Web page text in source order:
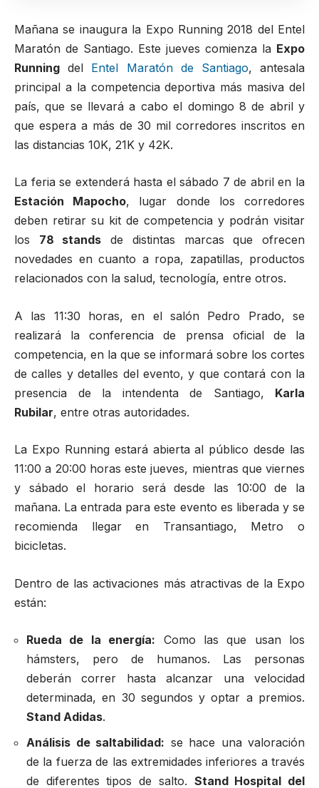
Mañana se inaugura la Expo Running 2018 del Entel
Maratón de Santiago. Este jueves comienza la Expo
Running del Entel Maratón de Santiago, antesala
principal a la competencia deportiva más masiva del
país, que se llevará a cabo el domingo 8 de abril y
que espera a más de 30 mil corredores inscritos en
las distancias 10K, 21K y 42K.
La feria se extenderá hasta el sábado 7 de abril en la
Estación Mapocho, lugar donde los corredores
deben retirar su kit de competencia y podrán visitar
los 78 stands de distintas marcas que ofrecen
novedades en cuanto a ropa, zapatillas, productos
relacionados con la salud, tecnología, entre otros.
A las 11:30 horas, en el salón Pedro Prado, se
realizará la conferencia de prensa oficial de la
competencia, en la que se informará sobre los cortes
de calles y detalles del evento, y que contará con la
presencia de la intendenta de Santiago, Karla
Rubilar, entre otras autoridades.
La Expo Running estará abierta al público desde las
11:00 a 20:00 horas este jueves, mientras que viernes
y sábado el horario será desde las 10:00 de la
mañana. La entrada para este evento es liberada y se
recomienda llegar en Transantiago, Metro o
bicicletas.
Dentro de las activaciones más atractivas de la Expo
están:
Rueda de la energía: Como las que usan los
hámsters, pero de humanos. Las personas
deberán correr hasta alcanzar una velocidad
determinada, en 30 segundos y optar a premios.
Stand Adidas.
Análisis de saltabilidad: se hace una valoración
de la fuerza de las extremidades inferiores a través
de diferentes tipos de salto. Stand Hospital del